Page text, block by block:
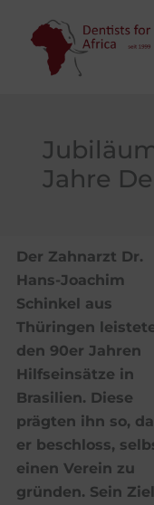
Inhalt
springen
Jahre
Der Zahnarzt Dr.
Hans-Joachim
Schinkel aus
Thüringen
den 90er Jahren
Hilfseinsätze in
Brasilien. Diese
prägten ihn so,
er beschloss,
einen Verein zu
gründen. Sein